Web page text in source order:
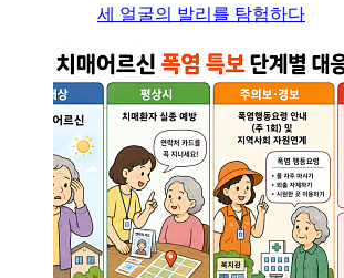
세 얼굴의 발리를 탐험하다